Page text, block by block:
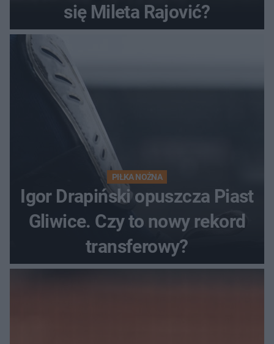
się Mileta Rajović?
PIŁKA NOŻNA
Igor Drapiński opuszcza Piast
Gliwice. Czy to nowy rekord
transferowy?